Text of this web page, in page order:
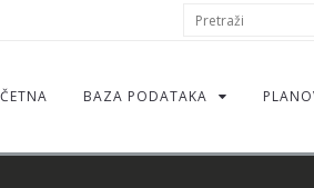
form
BAZA PODATAKA